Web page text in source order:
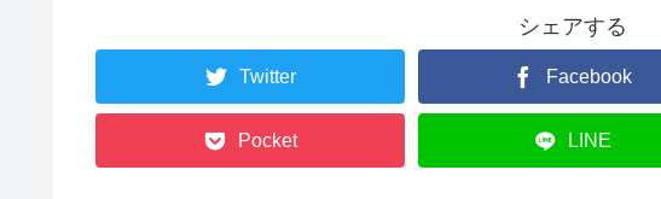
シェアする
Twitter Facebook
Pocket LINE